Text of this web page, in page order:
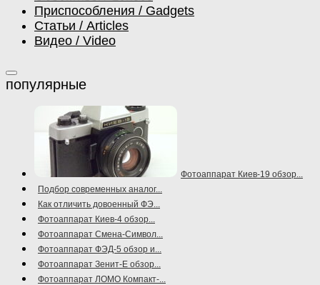
Приспособления / Gadgets
Статьи / Articles
Видео / Video
Фотоаппарат Киев-19 обзор...
Подбор современных аналог...
Как отличить довоенный ФЭ...
Фотоаппарат Киев-4 обзор...
Фотоаппарат Смена-Символ...
Фотоаппарат ФЭД-5 обзор и...
Фотоаппарат Зенит-Е обзор...
Фотоаппарат ЛОМО Компакт-...